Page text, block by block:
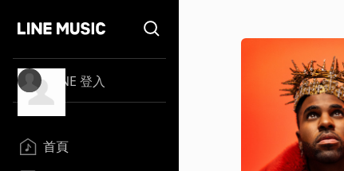
LINE 登入
首頁